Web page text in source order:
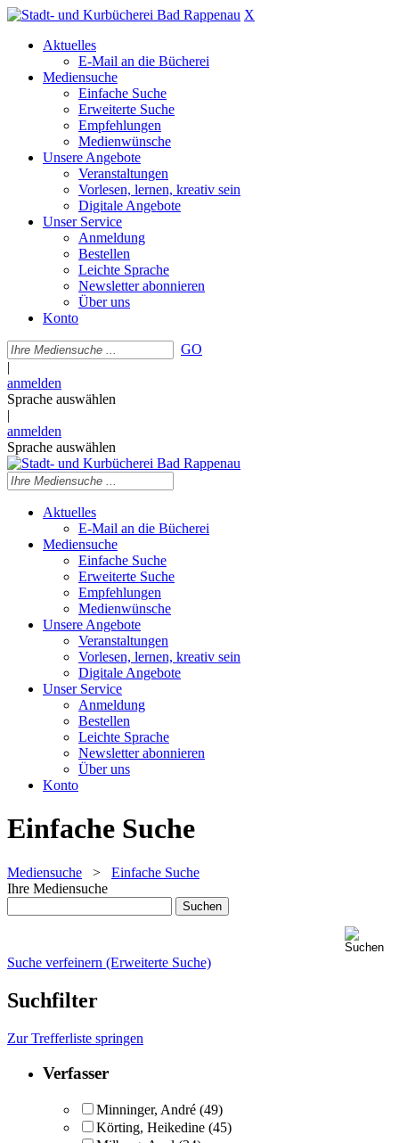
X
Aktuelles
E-Mail an die Bücherei
Mediensuche
Einfache Suche
Erweiterte Suche
Empfehlungen
Medienwünsche
Unsere Angebote
Veranstaltungen
Vorlesen, lernen, kreativ sein
Digitale Angebote
Unser Service
Anmeldung
Bestellen
Leichte Sprache
Newsletter abonnieren
Über uns
Konto
GO
|
anmelden
Sprache auswählen
|
anmelden
Sprache auswählen
Aktuelles
E-Mail an die Bücherei
Mediensuche
Einfache Suche
Erweiterte Suche
Empfehlungen
Medienwünsche
Unsere Angebote
Veranstaltungen
Vorlesen, lernen, kreativ sein
Digitale Angebote
Unser Service
Anmeldung
Bestellen
Leichte Sprache
Newsletter abonnieren
Über uns
Konto
Einfache Suche
Mediensuche > Einfache Suche
Ihre Mediensuche
Suche verfeinern (Erweiterte Suche)
Suchfilter
Zur Trefferliste springen
Verfasser
Minninger, André (49)
Körting, Heikedine (45)